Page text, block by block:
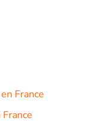
France